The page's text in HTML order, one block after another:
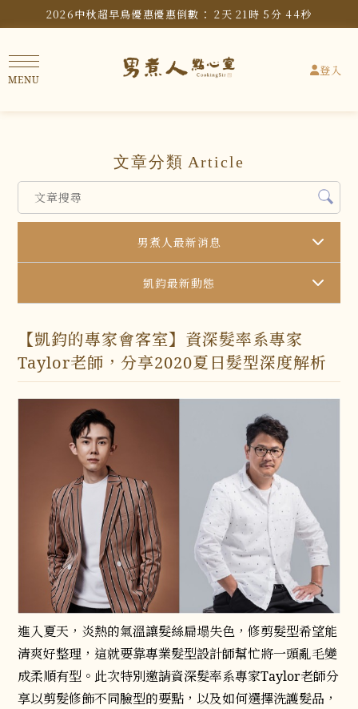
2026中秋超早鳥優惠優惠倒數：2天21時 5分42秒
登入
文章分類 Article
男煮人最新消息
凱鈞最新動態
【凱鈞的專家會客室】資深髮率系專家
Taylor老師，分享2020夏日髮型深度解析
進入夏天，炎熱的氣溫讓髮絲扁塌失色，修剪髮型希望能
清爽好整理，這就要靠專業髮型設計師幫忙將一頭亂毛變
成柔順有型。此次特別邀請資深髮率系專家Taylor老師分
享以剪髮修飾不同臉型的要點，以及如何選擇洗護髮品，